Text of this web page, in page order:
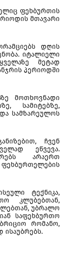
ფეხბურთის
მთავარი
დღის
იტალიელი
მეტად
პერიოდში
მოთხოვნადი
სამიტებზე,
სამზარეულოს
ჩვენ
ეწვევა.
არაერთ
ტექნიკა,
კლუბებთან,
უბრალო
საფეხბურთო
რომანო,